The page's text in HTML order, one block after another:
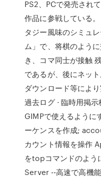
PS2、PCで発売され
作品に参戦している
タジー風味のシミュ
ム」で、将棋のよう
き、コマ同士が接触
であるが、後にネッ
ダウンロード等によ
過去ログ · 臨時用掲
GIMPで使えるように
ーケンスを作成;
カウント情報を操作
をtopコマンドのよ
Server --高速で高機